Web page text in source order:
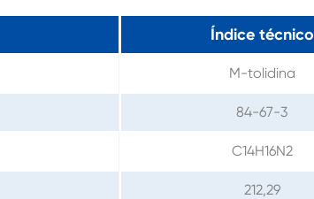
Índice técnico
M-tolidina
84-67-3
C14H16N2
212,29